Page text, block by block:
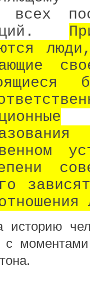
всех
историю
моментами